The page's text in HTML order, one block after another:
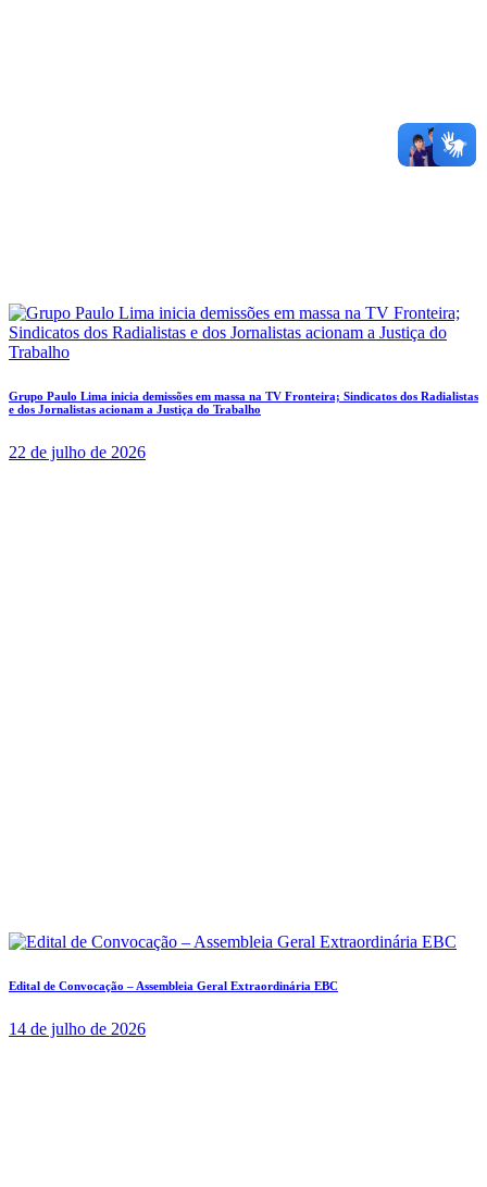
Grupo Paulo Lima inicia demissões em massa na TV Fronteira; Sindicatos dos Radialistas
e dos Jornalistas acionam a Justiça do Trabalho
22 de julho de 2026
Edital de Convocação – Assembleia Geral Extraordinária EBC
14 de julho de 2026